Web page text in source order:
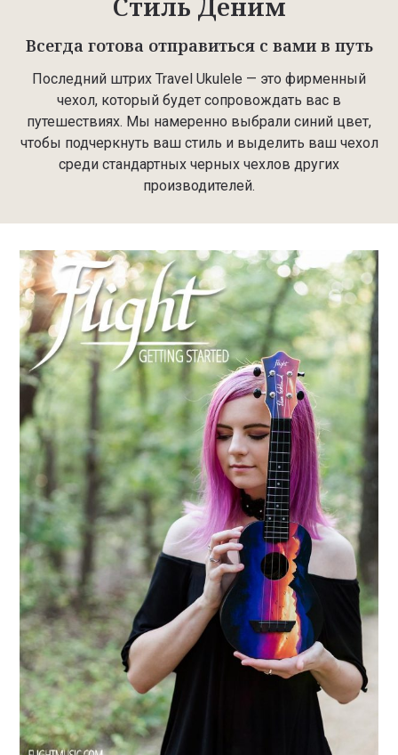
Всегда готова отправиться с вами в путь
Последний штрих Travel Ukulele — это фирменный
чехол, который будет сопровождать вас в
путешествиях. Мы намеренно выбрали синий цвет,
чтобы подчеркнуть ваш стиль и выделить ваш чехол
среди стандартных черных чехлов других
производителей.